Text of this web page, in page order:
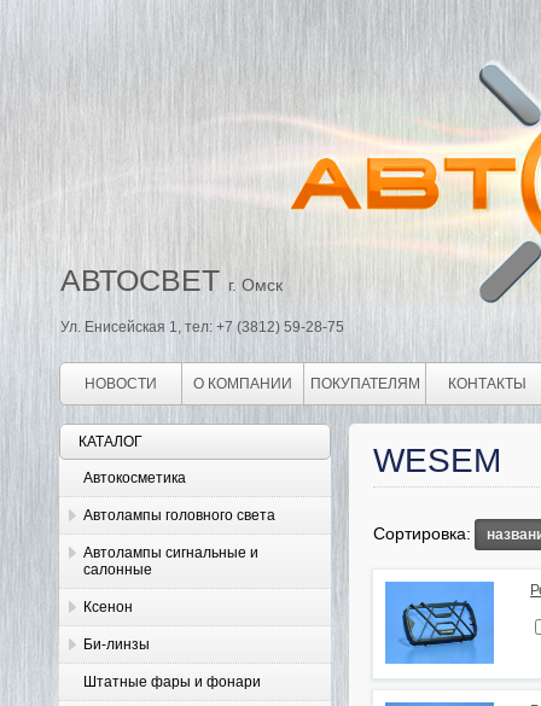
АВТОСВЕТ г. Омск
Ул. Енисейская 1, тел: +7 (3812) 59-28-75
НОВОСТИ О КОМПАНИИ ПОКУПАТЕЛЯМ КОНТАКТЫ
КАТАЛОГ
Автокосметика
Автолампы головного света
Автолампы сигнальные и
салонные
Ксенон
Би-линзы
Штатные фары и фонари
WESEM
Сортировка: